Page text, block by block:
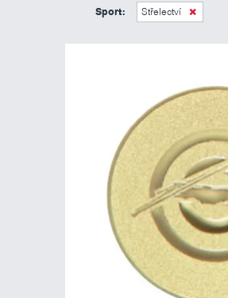
Sport: Střelectví